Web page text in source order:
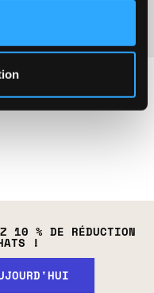
10 % DE RÉDUCTION
!